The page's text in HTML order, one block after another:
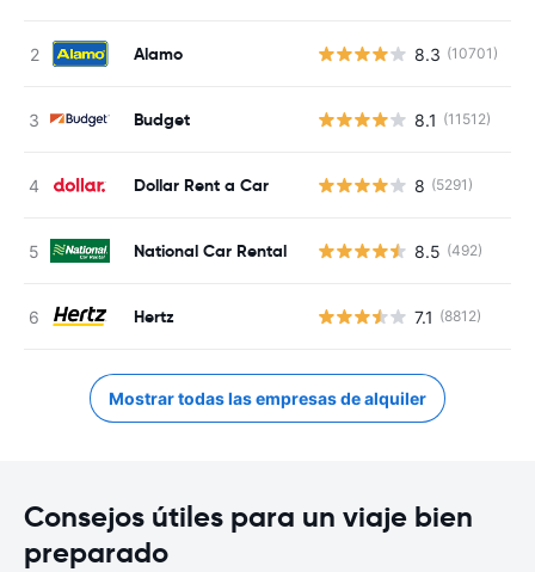
Alamo 8.3 (10701)
Budget 8.1 (11512)
Dollar Rent a Car 8 (5291)
National Car Rental 8.5 (492)
Hertz 7.1 (8812)
Mostrar todas las empresas de alquiler
Consejos útiles para un viaje bien
preparado